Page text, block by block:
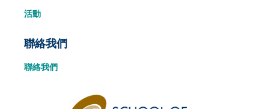
活動
聯絡我們
聯絡我們